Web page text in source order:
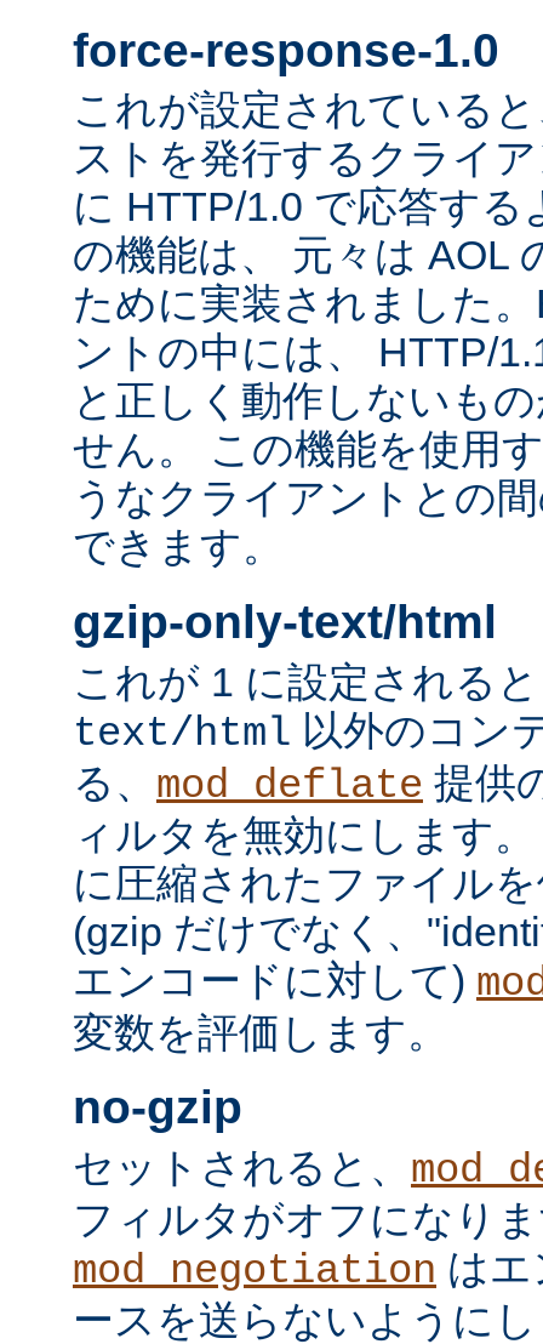
force-response-1.0
これが設定されている
ストを発行するクライ
に HTTP/1.0 で応答す
の機能は、 元々は AOL
ために実装されました
ントの中には、 HTTP/
と正しく動作しないも
せん。 この機能を使用
うなクライアントとの
できます。
gzip-only-text/html
これが 1 に設定される
text/html 以外のコン
る、 mod_deflate 提供
ィルタを無効にします
に圧縮されたファイル
(gzip だけでなく、
エンコードに対して)
変数を評価します。
no-gzip
セットされると、
フィルタがオフになり
mod_negotiation は
ースを送らないように